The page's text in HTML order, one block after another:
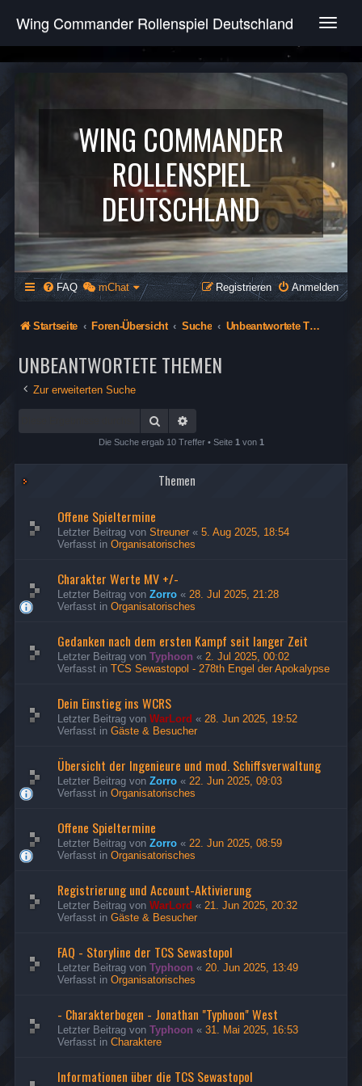
T
g
e
v
g
a
t
i
o
n
Wing Commander Rollenspiel Deutschland
WING COMMANDER
ROLLENSPIEL
DEUTSCHLAND
FAQ mChat Anmelden
Registrieren
Startseite Foren-Übersicht Suche Unbeantwortete Themen
UNBEANTWORTETE THEMEN
Zur erweiterten Suche
Suche
Die Suche ergab 10 Treffer • Seite 1 von 1
Themen
Offene Spieltermine
Letzter Beitrag von Streuner « 5. Aug 2025, 18:54
Verfasst in Organisatorisches
Charakter Werte MV +/-
Letzter Beitrag von Zorro « 28. Jul 2025, 21:28
Verfasst in Organisatorisches
Gedanken nach dem ersten Kampf seit langer Zeit
Letzter Beitrag von Typhoon « 2. Jul 2025, 00:02
Verfasst in TCS Sewastopol - 278th Engel der Apokalypse
Dein Einstieg ins WCRS
Letzter Beitrag von WarLord « 28. Jun 2025, 19:52
Verfasst in Gäste & Besucher
Übersicht der Ingenieure und mod. Schiffsverwaltung
Letzter Beitrag von Zorro « 22. Jun 2025, 09:03
Verfasst in Organisatorisches
Offene Spieltermine
Letzter Beitrag von Zorro « 22. Jun 2025, 08:59
Verfasst in Organisatorisches
Registrierung und Account-Aktivierung
Letzter Beitrag von WarLord « 21. Jun 2025, 20:32
Verfasst in Gäste & Besucher
FAQ - Storyline der TCS Sewastopol
Letzter Beitrag von Typhoon « 20. Jun 2025, 13:49
Verfasst in Organisatorisches
- Charakterbogen - Jonathan "Typhoon" West
Letzter Beitrag von Typhoon « 31. Mai 2025, 16:53
Verfasst in Charaktere
Informationen über die TCS Sewastopol